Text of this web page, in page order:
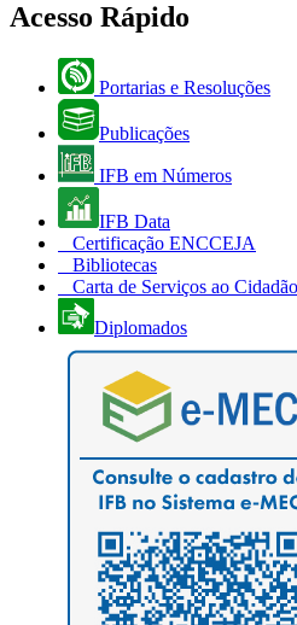
Acesso Rápido
Portarias e Resoluções
Publicações
IFB em Números
IFB Data
Certificação ENCCEJA
Bibliotecas
Carta de Serviços ao Cidadão
Diplomados